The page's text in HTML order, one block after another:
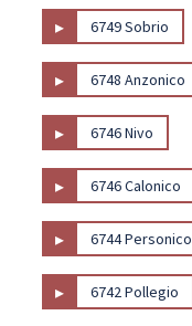
▸ 6749 Sobrio
▸ 6748 Anzonico
▸ 6746 Nivo
▸ 6746 Calonico
▸ 6744 Personico
▸ 6742 Pollegio